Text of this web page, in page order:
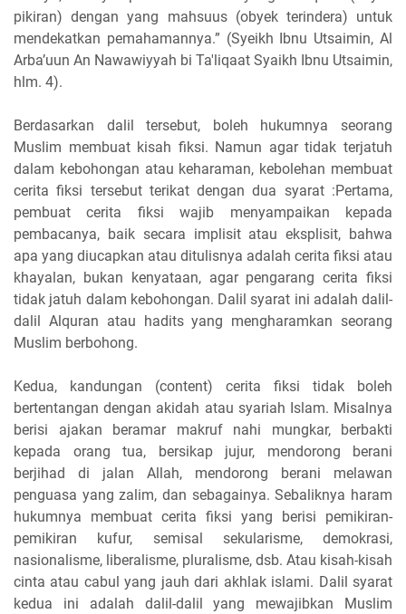
pikiran) dengan yang mahsuus (obyek terindera) untuk
mendekatkan pemahamannya.” (Syeikh Ibnu Utsaimin, Al
Arba’uun An Nawawiyyah bi Ta'liqaat Syaikh Ibnu Utsaimin,
hlm. 4).
Berdasarkan dalil tersebut, boleh hukumnya seorang
Muslim membuat kisah fiksi. Namun agar tidak terjatuh
dalam kebohongan atau keharaman, kebolehan membuat
cerita fiksi tersebut terikat dengan dua syarat :Pertama,
pembuat cerita fiksi wajib menyampaikan kepada
pembacanya, baik secara implisit atau eksplisit, bahwa
apa yang diucapkan atau ditulisnya adalah cerita fiksi atau
khayalan, bukan kenyataan, agar pengarang cerita fiksi
tidak jatuh dalam kebohongan. Dalil syarat ini adalah dalil-
dalil Alquran atau hadits yang mengharamkan seorang
Muslim berbohong.
Kedua, kandungan (content) cerita fiksi tidak boleh
bertentangan dengan akidah atau syariah Islam. Misalnya
berisi ajakan beramar makruf nahi mungkar, berbakti
kepada orang tua, bersikap jujur, mendorong berani
berjihad di jalan Allah, mendorong berani melawan
penguasa yang zalim, dan sebagainya. Sebaliknya haram
hukumnya membuat cerita fiksi yang berisi pemikiran-
pemikiran kufur, semisal sekularisme, demokrasi,
nasionalisme, liberalisme, pluralisme, dsb. Atau kisah-kisah
cinta atau cabul yang jauh dari akhlak islami. Dalil syarat
kedua ini adalah dalil-dalil yang mewajibkan Muslim